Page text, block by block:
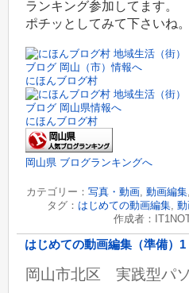
ランキング参加してます。
ポチッとしてみて下さいね
にほんブログ村
にほんブログ村
岡山県 ブログランキングへ
カテゴリー： 写真・動画, 動画編集,
タグ： はじめての動画編集,
作成者：
はじめての動画編集（準備）1
岡山市北区 実践型パ